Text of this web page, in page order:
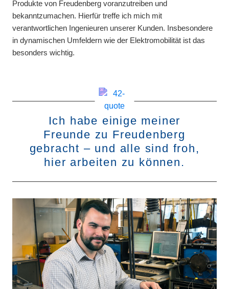
Produkte von Freudenberg voranzutreiben und
bekanntzumachen. Hierfür treffe ich mich mit
verantwortlichen Ingenieuren unserer Kunden. Insbesondere
in dynamischen Umfeldern wie der Elektromobilität ist das
besonders wichtig.
Ich habe einige meiner
Freunde zu Freudenberg
gebracht – und alle sind froh,
hier arbeiten zu können.